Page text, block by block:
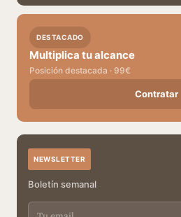
DESTACADO
Multiplica tu alcance
Posición destacada · 99€
Contratar
NEWSLETTER
Boletín semanal